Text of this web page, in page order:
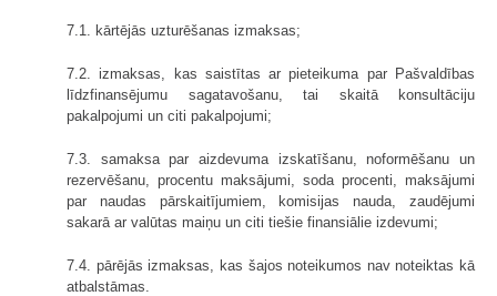
7.1. kārtējās uzturēšanas izmaksas;
7.2. izmaksas, kas saistītas ar pieteikuma par Pašvaldības
līdzfinansējumu sagatavošanu, tai skaitā konsultāciju
pakalpojumi un citi pakalpojumi;
7.3. samaksa par aizdevuma izskatīšanu, noformēšanu un
rezervēšanu, procentu maksājumi, soda procenti, maksājumi
par naudas pārskaitījumiem, komisijas nauda, zaudējumi
sakarā ar valūtas maiņu un citi tiešie finansiālie izdevumi;
7.4. pārējās izmaksas, kas šajos noteikumos nav noteiktas kā
atbalstāmas.